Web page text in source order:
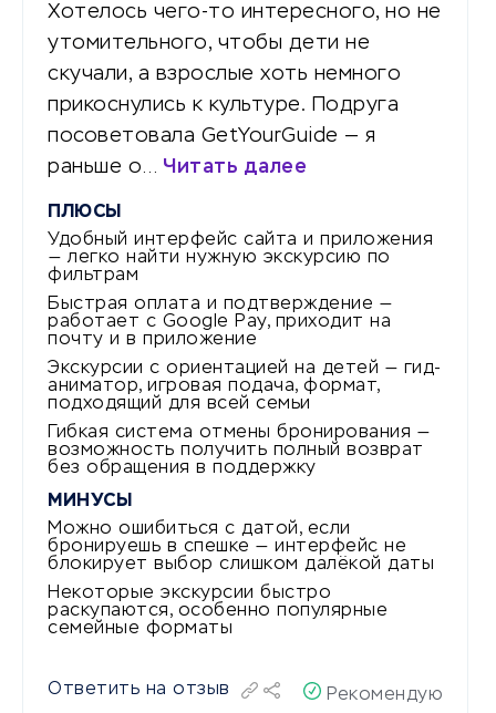
Хотелось чего-то интересного, но не
утомительного, чтобы дети не
скучали, а взрослые хоть немного
прикоснулись к культуре. Подруга
посоветовала GetYourGuide — я
раньше о… Читать далее
ПЛЮСЫ
Удобный интерфейс сайта и приложения
— легко найти нужную экскурсию по
фильтрам
Быстрая оплата и подтверждение —
работает с Google Pay, приходит на
почту и в приложение
Экскурсии с ориентацией на детей — гид-
аниматор, игровая подача, формат,
подходящий для всей семьи
Гибкая система отмены бронирования —
возможность получить полный возврат
без обращения в поддержку
МИНУСЫ
Можно ошибиться с датой, если
бронируешь в спешке — интерфейс не
блокирует выбор слишком далёкой даты
Некоторые экскурсии быстро
раскупаются, особенно популярные
семейные форматы
Ответить на отзыв Рекомендую